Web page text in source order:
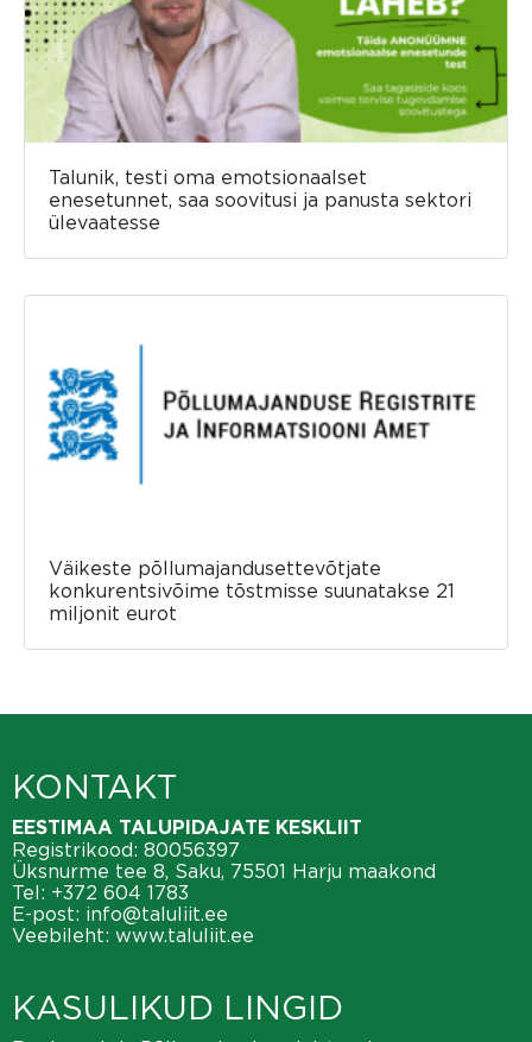
Talunik, testi oma emotsionaalset
enesetunnet, saa soovitusi ja panusta sektori
ülevaatesse
Väikeste põllumajandusettevõtjate
konkurentsivõime tõstmisse suunatakse 21
miljonit eurot
KONTAKT
EESTIMAA TALUPIDAJATE KESKLIIT
Registrikood: 80056397
Üksnurme tee 8, Saku, 75501 Harju maakond
Tel: +372 604 1783
E-post: info@taluliit.ee
Veebileht: www.taluliit.ee
KASULIKUD LINGID